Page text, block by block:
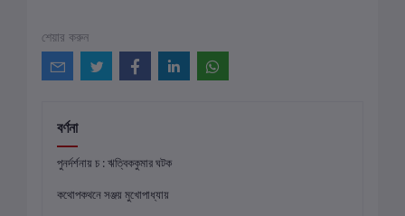
শেয়ার করুন
বর্ণনা
পুনর্দর্শনায় চ : ঋত্বিককুমার ঘটক
কথোপকথনে সঞ্জয় মুখোপাধ্যায়